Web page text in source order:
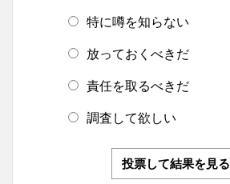
特に噂を知らない
放っておくべきだ
責任を取るべきだ
調査して欲しい
投票して結果を見る